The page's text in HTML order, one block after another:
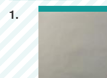
1.